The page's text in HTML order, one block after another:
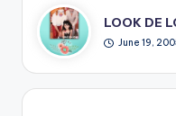
LOOK DE
June 19,